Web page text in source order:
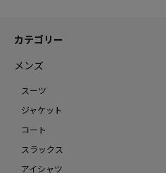
カテゴリー
メンズ
スーツ
ジャケット
コート
スラックス
アイシャツ